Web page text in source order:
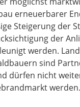
erneuerbarer
Steigerung der
der
werden.
sind
dürfen nicht
werden.